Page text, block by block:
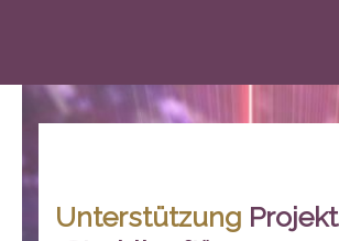
Unterstützung Projekt